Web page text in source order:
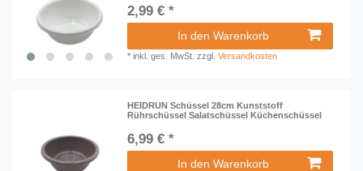
2,99 € *
In den Warenkorb
*inkl. ges. MwSt. zzgl.Versandkosten
HEIDRUN Schüssel 28cm Kunststoff
Rührschüssel Salatschüssel Küchenschüssel
6,99 € *
In den Warenkorb